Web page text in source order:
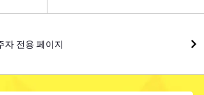
자 전용 페이지